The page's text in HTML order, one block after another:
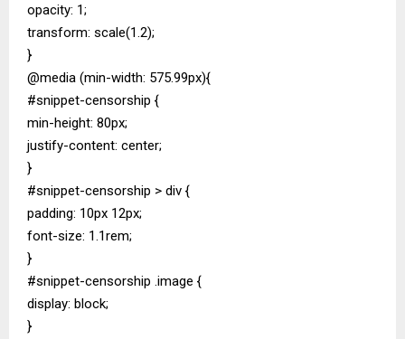
opacity: 1;
transform: scale(1.2);
}
@media (min-width: 575.99px){
#snippet-censorship {
min-height: 80px;
justify-content: center;
}
#snippet-censorship > div {
padding: 10px 12px;
font-size: 1.1rem;
}
#snippet-censorship .image {
display: block;
}